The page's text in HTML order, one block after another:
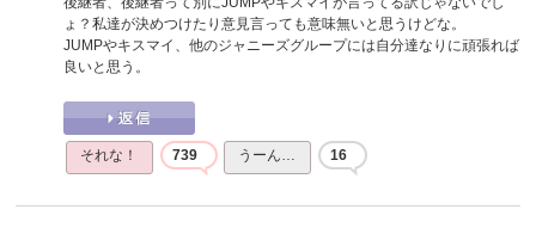
ょ？私達が決めつけたり意見言っても意味無いと思うけどな。
JUMPやキスマイ、他のジャニーズグループには自分達なりに頑張れば
良いと思う。
それな！ 739 うーん… 16